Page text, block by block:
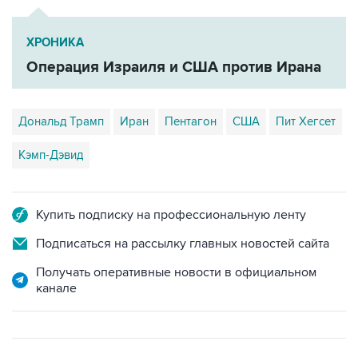
ХРОНИКА
Операция Израиля и США против Ирана
Дональд Трамп Иран Пентагон США Пит Хегсет
Кэмп-Дэвид
Купить подписку на профессиональную ленту
Подписаться на рассылку главных новостей сайта
Получать оперативные новости в официальном
канале